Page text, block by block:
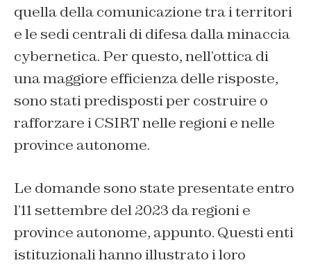
quella della comunicazione tra i territori
e le sedi centrali di difesa dalla minaccia
cybernetica. Per questo, nell’ottica di
una maggiore efficienza delle risposte,
sono stati predisposti per costruire o
rafforzare i CSIRT nelle regioni e nelle
province autonome.
Le domande sono state presentate entro
l’11 settembre del 2023 da regioni e
province autonome, appunto. Questi enti
istituzionali hanno illustrato i loro